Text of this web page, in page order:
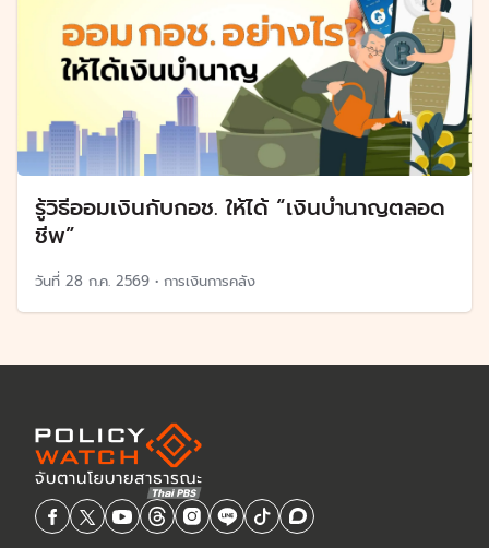
รู้วิธีออมเงินกับกอช. ให้ได้ “เงินบำนาญตลอด
ชีพ”
วันที่ 28 ก.ค. 2569 • การเงินการคลัง